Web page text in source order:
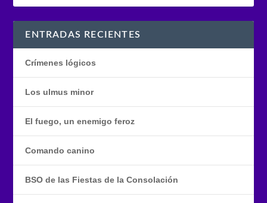
ENTRADAS RECIENTES
Crímenes lógicos
Los ulmus minor
El fuego, un enemigo feroz
Comando canino
BSO de las Fiestas de la Consolación